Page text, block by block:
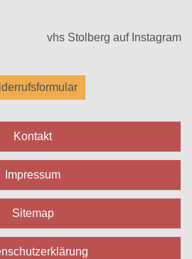
vhs Stolberg auf Instagram
Kontakt
Impressum
Sitemap